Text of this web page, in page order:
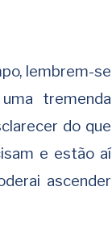
lembrem-se
tremenda
do que
e estão aí
ascender